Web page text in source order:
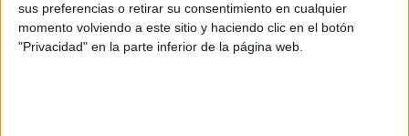
sus preferencias o retirar su consentimiento en cualquier
momento volviendo a este sitio y haciendo clic en el botón
"Privacidad" en la parte inferior de la página web.
at Redacción Marie Claire